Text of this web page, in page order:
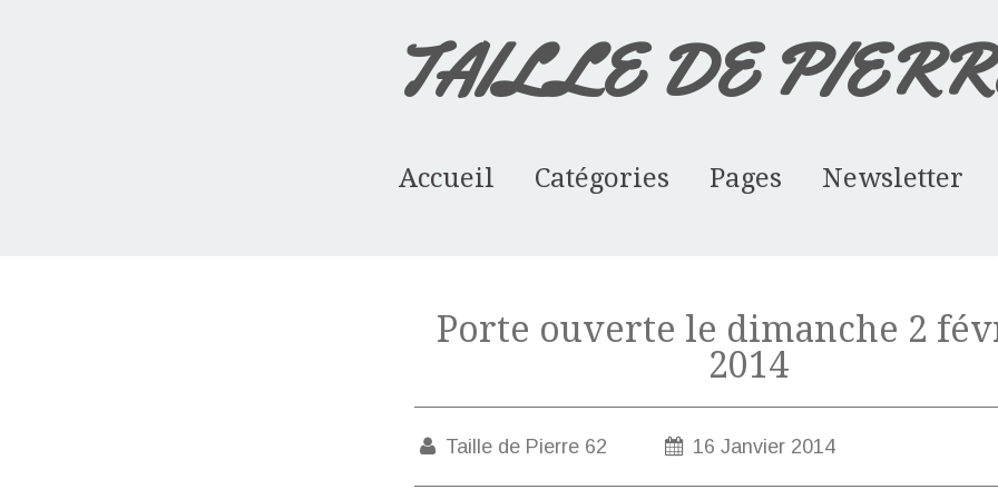
TAILLE DE
Accueil Catégories Pages Newsletter
Porte ouverte le dimanche 2
2014
Taille de Pierre 62 16 Janvier 2014